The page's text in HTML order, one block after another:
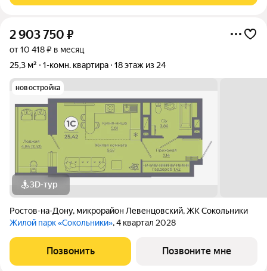
2 903 750 ₽
от 10 418 ₽ в месяц
25,3 м²
1-комн. квартира 18 этаж из 24
новостройка
3D-тур
Ростов-на-Дону, микрорайон Левенцовский,ЖК Сокольники
Жилой парк «Сокольники», 4 квартал 2028
Позвонить Позвоните мне